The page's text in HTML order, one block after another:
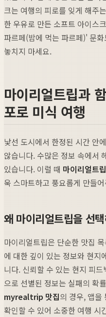
크는 여행의 피로를 잊게 해주
한 우유로 만든 소프트 아이스
파르페(밤에 먹는 파르페)' 문
놓치지 마세요.
마이리얼트립과
포로 미식 여행
낯선 도시에서 한정된 시간 안
않습니다. 수많은 정보 속에서
있습니다. 이럴 때 마이리얼트
욱 스마트하고 풍요롭게 만들
왜 마이리얼트립을 선
마이리얼트립은 단순한 맛집
에 대한 깊이 있는 정보와 현지
니다. 신뢰할 수 있는 현지 피
으로 선별된 정보는 실패의 확
myrealtrip 맛집의 경우, 앱을
확인할 수 있어 소중한 여행 시